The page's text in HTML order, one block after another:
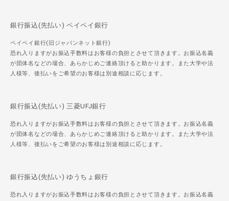
銀行振込(先払い) ペイペイ銀行
ペイペイ銀行(旧ジャパンネット銀行)
恐れ入りますがお振込手数料はお客様の負担とさせて頂きます。お振込名義
が団体名などの場合、あらかじめご連絡頂けると助かります。また大学や法
人様等、後払いをご希望のお客様は別途相談に応じます。
銀行振込(先払い) 三菱UFJ銀行
恐れ入りますがお振込手数料はお客様の負担とさせて頂きます。お振込名義
が団体名などの場合、あらかじめご連絡頂けると助かります。また大学や法
人様等、後払いをご希望のお客様は別途相談に応じます。
銀行振込(先払い) ゆうちょ銀行
恐れ入りますがお振込手数料はお客様の負担とさせて頂きます。お振込名義